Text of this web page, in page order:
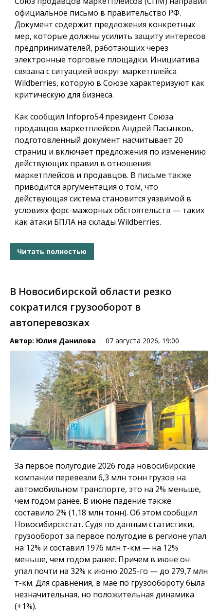
официальное письмо в правительство РФ.
Документ содержит предложения конкретных
мер, которые должны усилить защиту интересов
предпринимателей, работающих через
электронные торговые площадки. Инициатива
связана с ситуацией вокруг маркетплейса
Wildberries, которую в Союзе характеризуют как
критическую для бизнеса.
Как сообщил Infopro54президент Союза
продавцов маркетплейсов Андрей Пасынков,
подготовленный документ насчитывает 20
страниц и включает предложения по изменению
действующих правил в отношения
маркетплейсов и продавцов. В письме также
приводится аргументация о том, что
действующая система становится уязвимой в
условиях форс-мажорных обстоятельств — таких
как атаки БПЛА на склады Wildberries.
Читать полностью
В Новосибирской области резко
сократился грузооборот в
автоперевозках
Автор: Юлия Данилова 07 августа 2026, 19:00
За первое полугодие 2026 года новосибирские
компании перевезли 6,3 млн тонн грузов на
автомобильном транспорте, это на 2% меньше,
чем годом ранее. В июне падение также
составило 2% (1,18 млн тонн). Об этом сообщил
Новосибирскстат. Судя по данным статистики,
грузооборот за первое полугодие в регионе упал
на 12% и составил 1976 млн т-км — на 12%
меньше, чем годом ранее. Причем в июне он
упал почти на 32% к июню 2025-го — до 279,7 млн
т-км. Для сравнения, в мае по грузообороту была
незначительная, но положительная динамика
(+1%).